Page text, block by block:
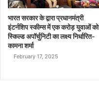
भारत सरकार के द्वारा प्रधानमंत्री
इंटर्नशिप स्कीम्स में एक करोड़ युवाओं को
स्किल्ड अपॉर्चुनिटी का लक्ष्य निर्धारित-
कामना शर्मा
February 17, 2025